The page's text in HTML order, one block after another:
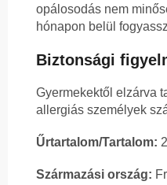
opálosodás nem
hónapon belül
Biztonsági
Gyermekektől elzárva
allergiás személyek
Űrtartalom/Tartalom:
Származási ország: